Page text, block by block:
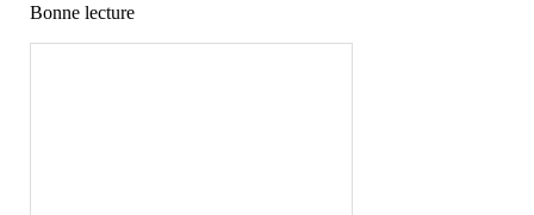
Bonne lecture